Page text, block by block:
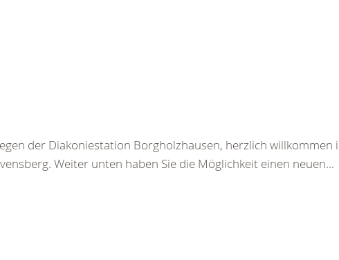
der Diakoniestation Borgholzhausen, herzlich willkommen
Weiter unten haben Sie die Möglichkeit einen neuen...